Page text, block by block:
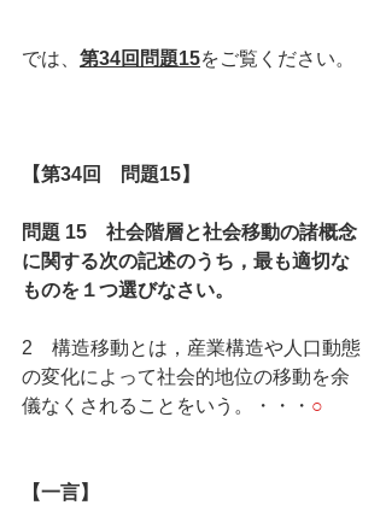
では、 第34回問題15をご覧ください。
【第34回　問題15】
問題 15　社会階層と社会移動の諸概念
に関する次の記述のうち，最も適切な
ものを１つ選びなさい。
2　構造移動とは，産業構造や人口動態
の変化によって社会的地位の移動を余
儀なくされることをいう。・・・ ○
【一言】